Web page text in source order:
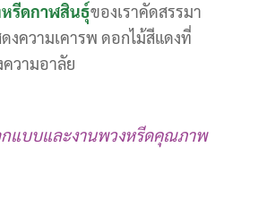
รีดกาฬสินธุ์ของเราคัดสรรมา
ความเคารพ ดอกไม้สีแดงที่
วามอาลัย
กแบบและงานพวงหรีดคุณภาพ